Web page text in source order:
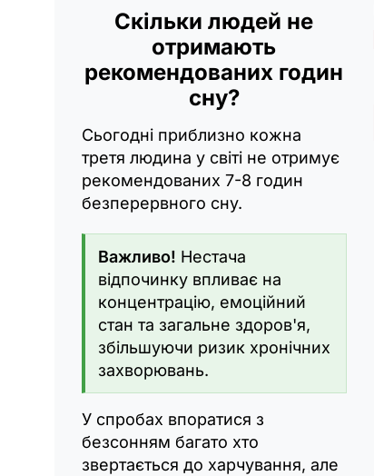
Скільки людей не
отримають
рекомендованих годин
сну?
Сьогодні приблизно кожна
третя людина у світі не отримує
рекомендованих 7-8 годин
безперервного сну.
Важливо! Нестача
відпочинку впливає на
концентрацію, емоційний
стан та загальне здоров'я,
збільшуючи ризик хронічних
захворювань.
У спробах впоратися з
безсонням багато хто
звертається до харчування, але